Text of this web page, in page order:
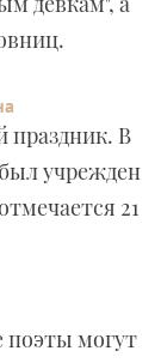
праздник. В
учрежден
21
поэты могут